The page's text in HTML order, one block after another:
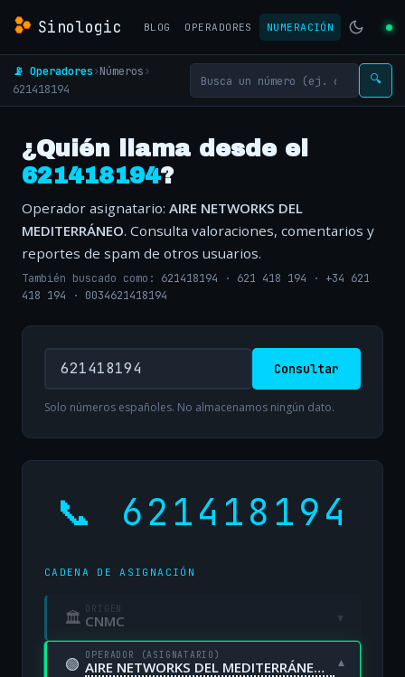
Sinologic BLOG OPERADORES NUMERACIÓN
📡 Operadores›Números›
621418194
🔍
¿Quién llama desde el
621418194?
Operador asignatario: AIRE NETWORKS DEL
MEDITERRÁNEO. Consulta valoraciones, comentarios y
reportes de spam de otros usuarios.
También buscado como: 621418194 · 621 418 194 · +34 621
418 194 · 0034621418194
Consultar
Solo números españoles. No almacenamos ningún dato.
📞 621418194
CADENA DE ASIGNACIÓN
🏛 ORIGEN
CNMC ▾
🟢 OPERADOR (ASIGNATARIO)
AIRE NETWORKS DEL MEDITERRÁNEO, S.L. UNIPERSONAL ▾